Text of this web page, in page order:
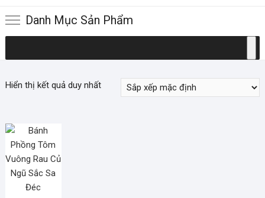
Danh Mục Sản Phẩm
Hiển thị kết quả duy nhất